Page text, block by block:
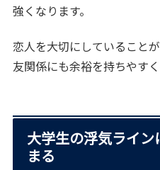
強くなります。
恋人を大切にしていること
友関係にも余裕を持ちやすく
大学生の浮気ライ
まる